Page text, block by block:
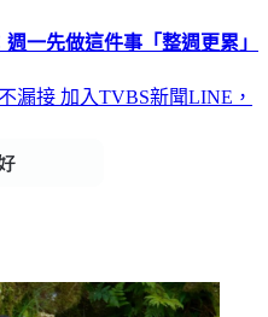
一先做這件事「整週更累」
漏接 加入TVBS新聞LINE，